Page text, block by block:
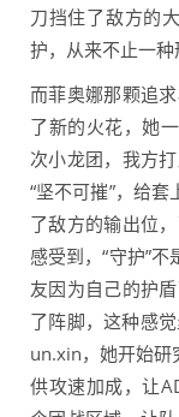
刀挡住了敌方的
护，从来不止一种
而菲奥娜那颗追
了新的火花，她
次小龙团，我方
“坚不可摧”，给
了敌方的输出位
感受到，“守护”
友因为自己的护
了阵脚，这种感
un.xin，她开始研
供攻速加成，让